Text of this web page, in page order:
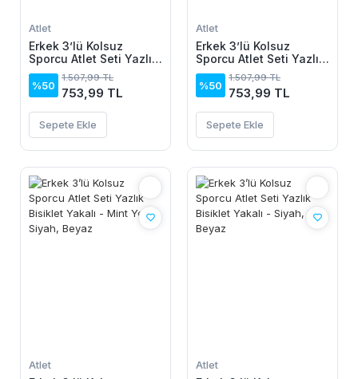
Atlet
Erkek 3’lü Kolsuz
Sporcu Atlet Seti Yazlık
Bisiklet Yakalı - Siyah,
Lacivert, Beyaz
%50
1.507,99 TL
753,99 TL
Sepete Ekle
Atlet
Erkek 3’lü Kolsuz
Sporcu Atlet Seti Yazlık
Bisiklet Yakalı - Siyah,
Bej, Beyaz
%50
1.507,99 TL
753,99 TL
Sepete Ekle
Atlet Atlet